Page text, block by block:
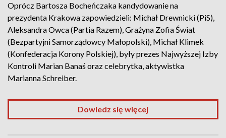
Oprócz Bartosza Bocheńczaka kandydowanie na
prezydenta Krakowa zapowiedzieli: Michał Drewnicki (PiS),
Aleksandra Owca (Partia Razem), Grażyna Zofia Świat
(Bezpartyjni Samorządowcy Małopolski), Michał Klimek
(Konfederacja Korony Polskiej), były prezes Najwyższej Izby
Kontroli Marian Banaś oraz celebrytka, aktywistka
Marianna Schreiber.
Dowiedz się więcej